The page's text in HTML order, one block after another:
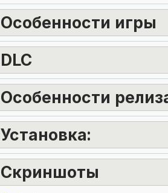
Особенности игры
DLC
Особенности
Установка:
Скриншоты